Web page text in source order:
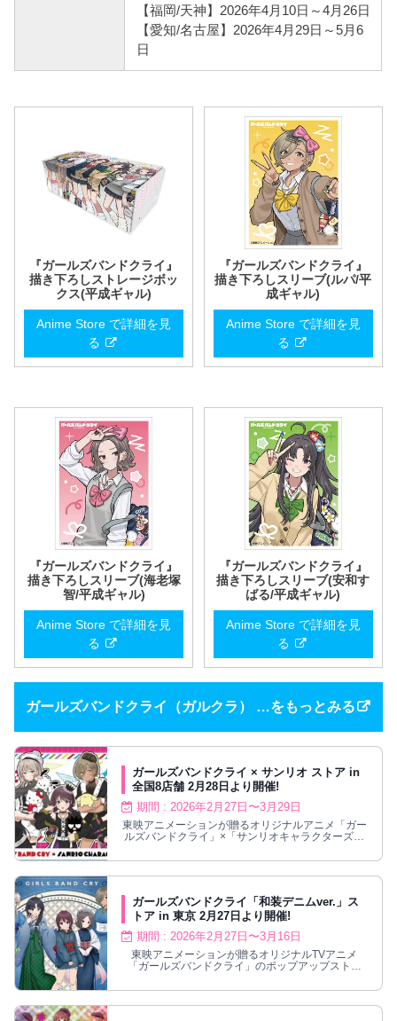
【福岡/天神】2026年4月10日～4月26日
【愛知/名古屋】2026年4月29日～5月6
日
『ガールズバンドクライ』
描き下ろしストレージボッ
クス(平成ギャル)
Anime Store で詳細を見
る
『ガールズバンドクライ』
描き下ろしスリーブ(ルパ/平
成ギャル)
Anime Store で詳細を見
る
『ガールズバンドクライ』
描き下ろしスリーブ(海老塚
智/平成ギャル)
Anime Store で詳細を見
る
『ガールズバンドクライ』
描き下ろしスリーブ(安和す
ばる/平成ギャル)
Anime Store で詳細を見
る
ガールズバンドクライ（ガルクラ） …をもっとみる
ガールズバンドクライ × サンリオ ストア in
全国8店舗 2月28日より開催!
期間 : 2026年2月27日〜3月29日
東映アニメーションが贈るオリジナルアニメ「ガー
ルズバンドクライ」×「サンリオキャラクターズ」
店舗にて2026年2月27日〜3月29日まで開催され
ッズが多数ラインナップ!
ガールズバンドクライ「和装デニムver.」ス
トア in 東京 2月27日より開催!
期間 : 2026年2月27日〜3月16日
東映アニメーションが贈るオリジナルTVアニメ
「ガールズバンドクライ」のポップアップストア
月16日まで開催される。井芹 仁菜・安和 すばる・